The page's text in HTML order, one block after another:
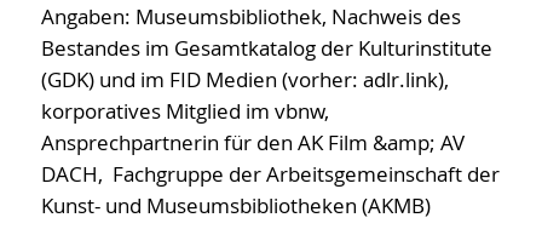
Angaben: Museumsbibliothek, Nachweis des
Bestandes im Gesamtkatalog der Kulturinstitute
(GDK) und im FID Medien (vorher: adlr.link),
korporatives Mitglied im vbnw,
Ansprechpartnerin für den AK Film &amp; AV
DACH, Fachgruppe der Arbeitsgemeinschaft der
Kunst- und Museumsbibliotheken (AKMB)